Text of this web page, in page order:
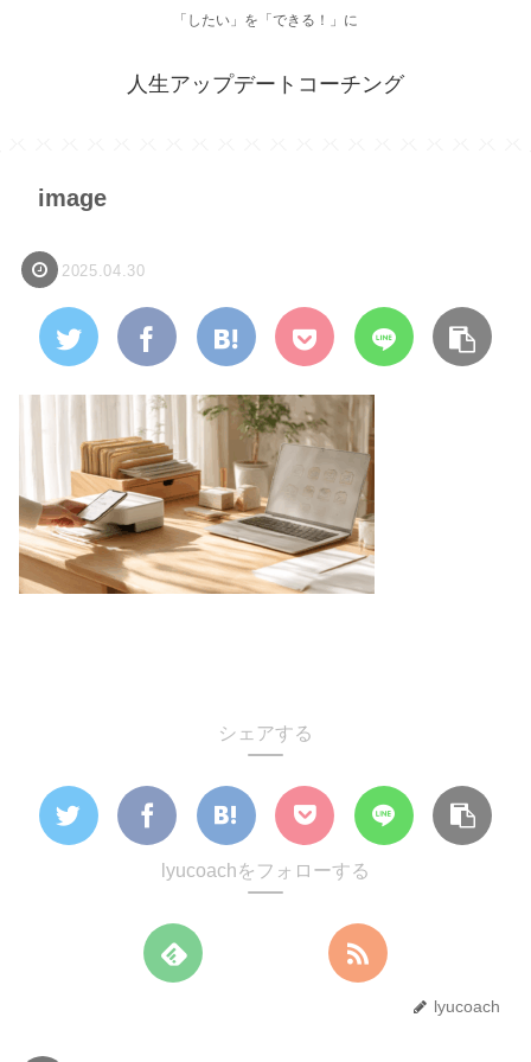
「したい」を「できる！」に
人生アップデートコーチング
image
2025.04.30
シェアする
lyucoachをフォローする
lyucoach